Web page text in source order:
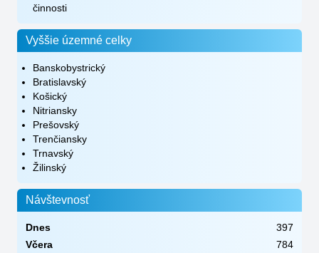
činnosti
Vyššie územné celky
Banskobystrický
Bratislavský
Košický
Nitriansky
Prešovský
Trenčiansky
Trnavský
Žilinský
Návštevnosť
Dnes
397
Včera
784